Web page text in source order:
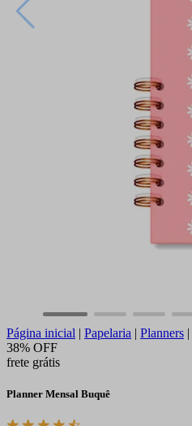
Página inicial | Papelaria | Planners |
38% OFF
frete grátis
Planner Mensal Buquê